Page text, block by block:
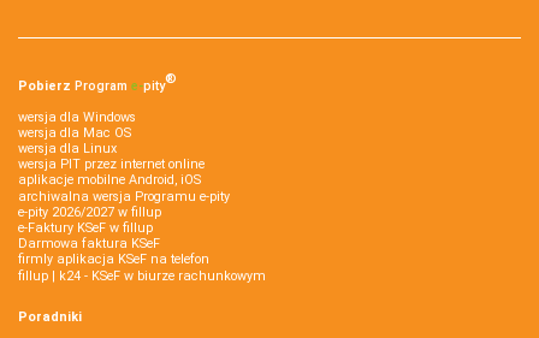
Pobierz Program e‑pity®
wersja dla Windows
wersja dla Mac OS
wersja dla Linux
wersja PIT przez internet online
aplikacje mobilne Android, iOS
archiwalna wersja Programu e-pity
e-pity 2026/2027 w fillup
e‑Faktury KSeF w fillup
Darmowa faktura KSeF
firmly aplikacja KSeF na telefon
fillup | k24 - KSeF w biurze rachunkowym
Poradniki